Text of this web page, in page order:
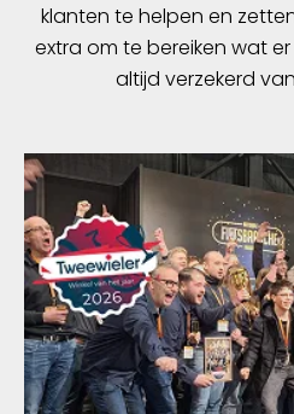
klanten te helpen en
extra om te bereiken wat
altijd verzekerd